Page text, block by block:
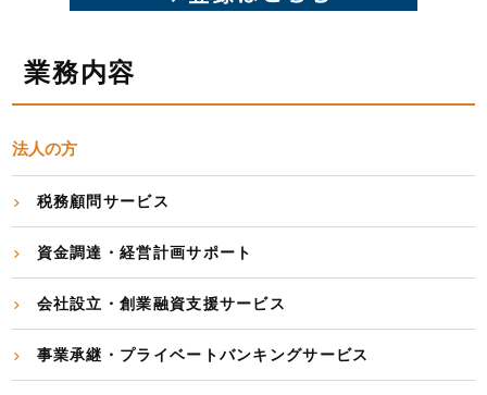
業務内容
法人の方
税務顧問サービス
資金調達・経営計画サポート
会社設立・創業融資支援サービス
事業承継・プライベートバンキングサービス